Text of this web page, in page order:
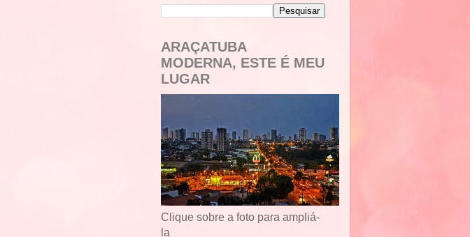
ARAÇATUBA
MODERNA, ESTE É MEU
LUGAR
Clique sobre a foto para ampliá-
la